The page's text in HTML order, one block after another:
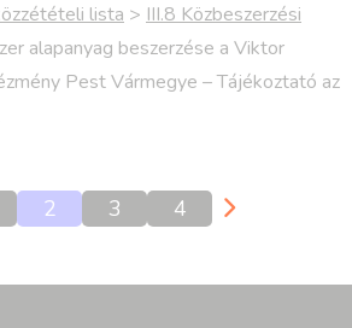
lista > III.8 Közbeszerzési
alapanyag beszerzése a Viktor
Pest Vármegye – Tájékoztató az
2 3 4